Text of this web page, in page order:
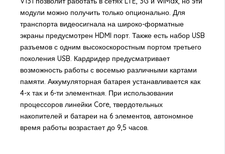
модули можно получить только опционально. Для
транспорта видеосигнала на широко-форматные
экраны предусмотрен HDMI порт. Также есть набор USB
разъемов с одним высокоскоростным портом третьего
поколения USB. Кардридер предусматривает
возможность работы с восемью различными картами
памяти. Аккумуляторная батарея устанавливается как
4-х так и 6-ти элементная. При использовании
процессоров линейки Core, твердотельных
накопителей и батареи на 6 элементов, автономное
время работы возрастает до 9,5 часов.